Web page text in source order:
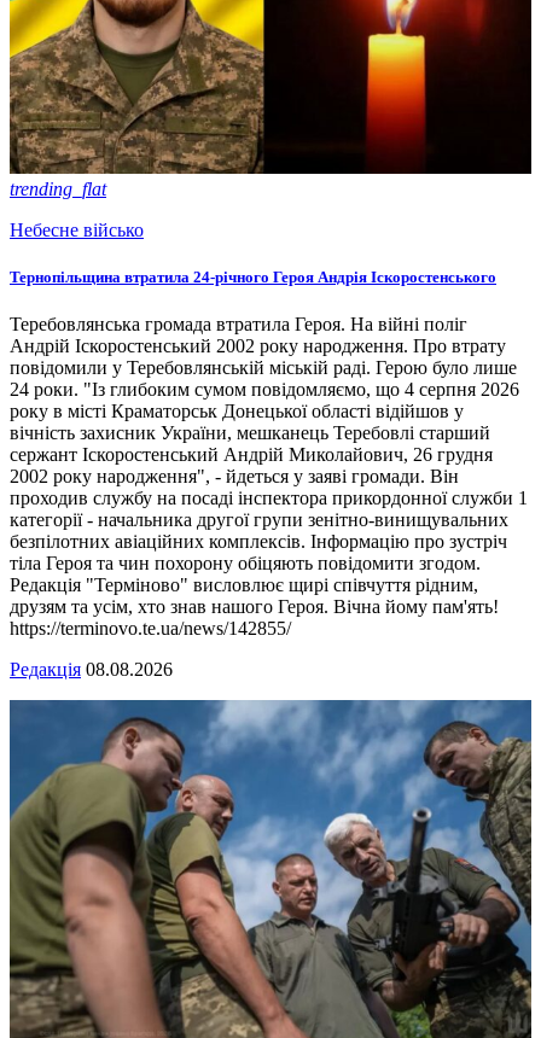
trending_flat
Небесне військо
Тернопільщина втратила 24-річного Героя Андрія Іскоростенського
Теребовлянська громада втратила Героя. На війні поліг
Андрій Іскоростенський 2002 року народження. Про втрату
повідомили у Теребовлянській міській раді. Герою було лише
24 роки. "Із глибоким сумом повідомляємо, що 4 серпня 2026
року в місті Краматорськ Донецької області відійшов у
вічність захисник України, мешканець Теребовлі старший
сержант Іскоростенський Андрій Миколайович, 26 грудня
2002 року народження", - йдеться у заяві громади. Він
проходив службу на посаді інспектора прикордонної служби 1
категорії - начальника другої групи зенітно-винищувальних
безпілотних авіаційних комплексів. Інформацію про зустріч
тіла Героя та чин похорону обіцяють повідомити згодом.
Редакція "Терміново" висловлює щирі співчуття рідним,
друзям та усім, хто знав нашого Героя. Вічна йому пам'ять!
https://terminovo.te.ua/news/142855/
Редакція 08.08.2026